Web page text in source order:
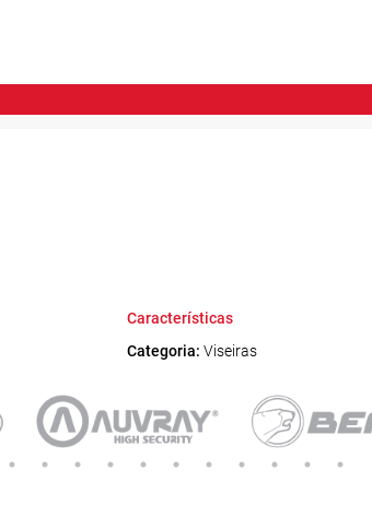
Características
Categoria: Viseiras